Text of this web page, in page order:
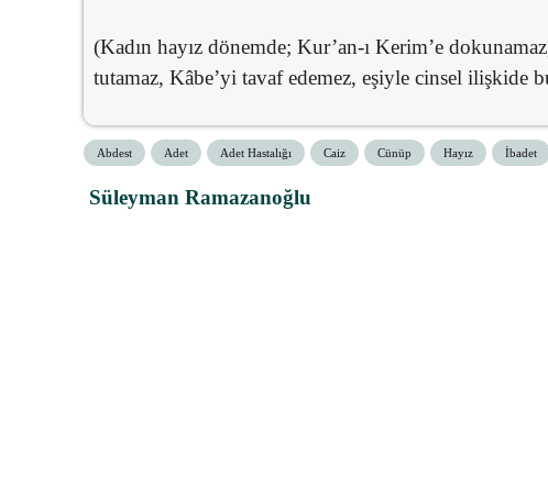
(Kadın hayız dönemde; Kur’an-ı Kerim’e
tutamaz, Kâbe’yi tavaf edemez, eşiyle cinsel ilişkide
Abdest Adet Adet Hastalığı Caiz Cünüp Hayız İbadet
Süleyman Ramazanoğlu